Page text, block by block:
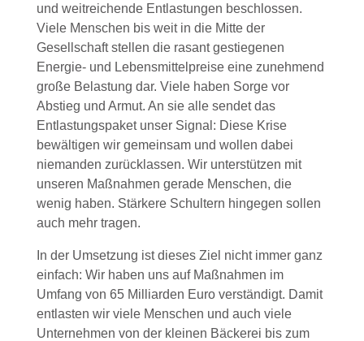
und weitreichende Entlastungen beschlossen.
Viele Menschen bis weit in die Mitte der
Gesellschaft stellen die rasant gestiegenen
Energie- und Lebensmittelpreise eine zunehmend
große Belastung dar. Viele haben Sorge vor
Abstieg und Armut. An sie alle sendet das
Entlastungspaket unser Signal: Diese Krise
bewältigen wir gemeinsam und wollen dabei
niemanden zurücklassen. Wir unterstützen mit
unseren Maßnahmen gerade Menschen, die
wenig haben. Stärkere Schultern hingegen sollen
auch mehr tragen.
In der Umsetzung ist dieses Ziel nicht immer ganz
einfach: Wir haben uns auf Maßnahmen im
Umfang von 65 Milliarden Euro verständigt. Damit
entlasten wir viele Menschen und auch viele
Unternehmen von der kleinen Bäckerei bis zum